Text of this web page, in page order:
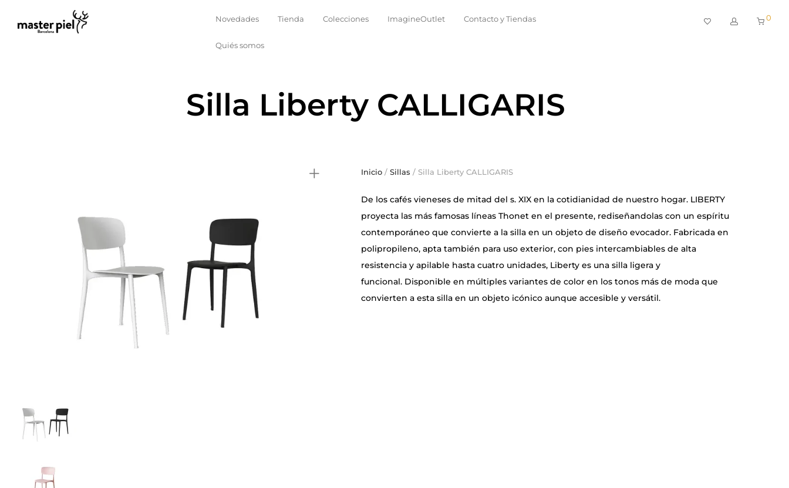
Novedades Tienda Colecciones ImagineOutlet Contacto y Tiendas
Quiés somos
0
Silla Liberty CALLIGARIS
Inicio/ Sillas / Silla Liberty CALLIGARIS
De los cafés vieneses de mitad del s. XIX en la cotidianidad de nuestro hogar. LIBERTY
proyecta las más famosas líneas Thonet en el presente, rediseñandolas con un espíritu
contemporáneo que convierte a la silla en un objeto de diseño evocador. Fabricada en
polipropileno, apta también para uso exterior, con pies intercambiables de alta
resistencia y apilable hasta cuatro unidades, Liberty es una silla ligera y
funcional. Disponible en múltiples variantes de color en los tonos más de moda que
convierten a esta silla en un objeto icónico aunque accesible y versátil.